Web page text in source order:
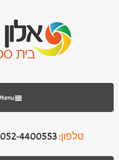
Menu
טלפון:052-4400553